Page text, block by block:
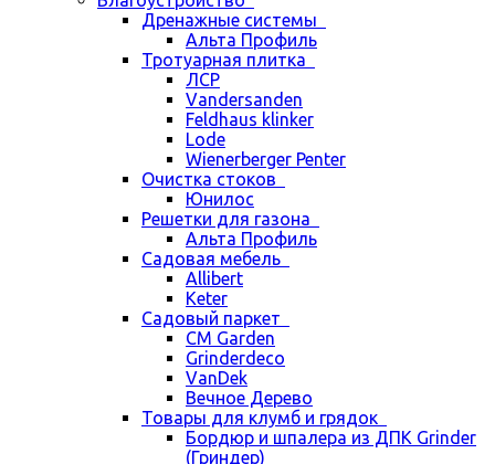
Дренажные системы
Альта Профиль
Тротуарная плитка
ЛСР
Vandersanden
Feldhaus klinker
Lode
Wienerberger Penter
Очистка стоков
Юнилос
Решетки для газона
Альта Профиль
Садовая мебель
Allibert
Keter
Садовый паркет
CM Garden
Grinderdeco
VanDek
Вечное Дерево
Товары для клумб и грядок
Бордюр и шпалера из ДПК Grinder
(Гриндер)